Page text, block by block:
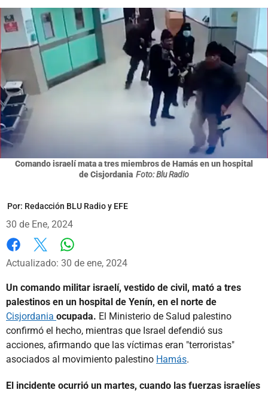
Comando israelí mata a tres miembros de Hamás en un hospital
de Cisjordania Foto: Blu Radio
Por: Redacción BLU Radio y EFE
30 de Ene, 2024
Facebook
X
Actualizado: 30 de ene, 2024
Un comando militar israelí, vestido de civil, mató a tres
palestinos en un hospital de Yenín, en el norte de
Cisjordania ocupada. El Ministerio de Salud palestino
confirmó el hecho, mientras que Israel defendió sus
acciones, afirmando que las víctimas eran "terroristas"
asociados al movimiento palestino Hamás.
El incidente ocurrió un martes, cuando las fuerzas israelíes